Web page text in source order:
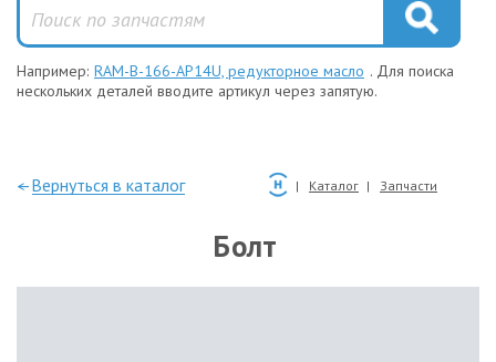
Например: RAM-B-166-AP14U, редукторное масло . Для поиска
нескольких деталей вводите артикул через запятую.
—Вернуться в каталог Каталог Запчасти
Болт